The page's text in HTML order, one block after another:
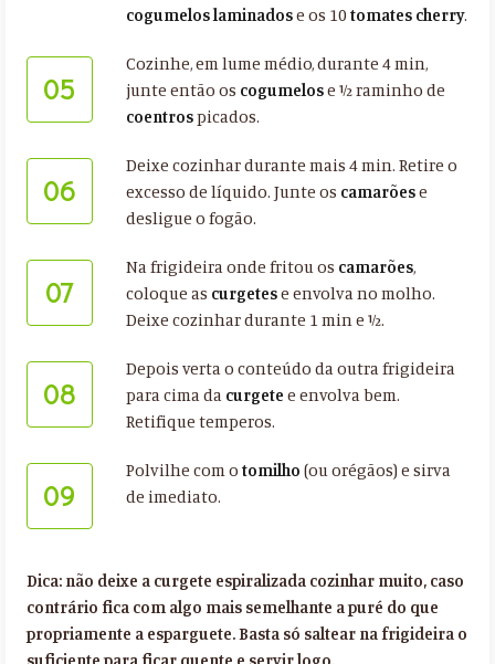
cogumelos laminadose os 10 tomates cherry.
05
Cozinhe, em lume médio, durante 4 min,
junte então os cogumelose ½ raminho de
coentrospicados.
06
Deixe cozinhar durante mais 4 min. Retire o
excesso de líquido. Junte os camarõese
desligue o fogão.
07
Na frigideira onde fritou os camarões,
coloque as curgetese envolva no molho.
Deixe cozinhar durante 1 min e ½.
08
Depois verta o conteúdo da outra frigideira
para cima da curgete e envolva bem.
Retifique temperos.
09
Polvilhe com o tomilho (ou orégãos) e sirva
de imediato.
Dica: não deixe a curgete espiralizada cozinhar muito, caso
contrário fica com algo mais semelhante a puré do que
propriamente a esparguete. Basta só saltear na frigideira o